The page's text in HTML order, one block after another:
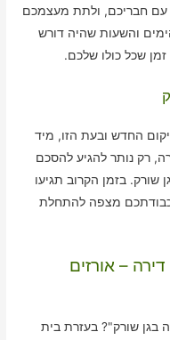
עם חבריכם, ולתת מעצמכם
והשעות שהיה דורש
שכל כולו שלכם.
החדש ובעת הזו, מיד
רק נותר להגיע להסכם
שורק. בזמן הקרוב תגיעו
מצפה להתחלת
– אורזים
בגן שורק"? בעזרת בית